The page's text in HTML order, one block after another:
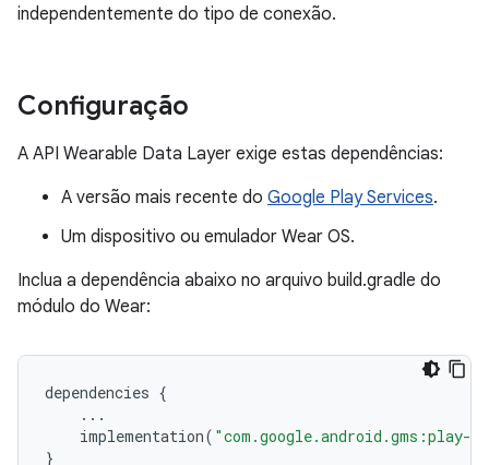
independentemente do tipo de conexão.
Configuração
A API Wearable Data Layer exige estas dependências:
A versão mais recente do Google Play Services.
Um dispositivo ou emulador Wear OS.
Inclua a dependência abaixo no arquivo build.gradle do
módulo do Wear:
dependencies {
...
implementation( "com.google.android.gms:play-
}